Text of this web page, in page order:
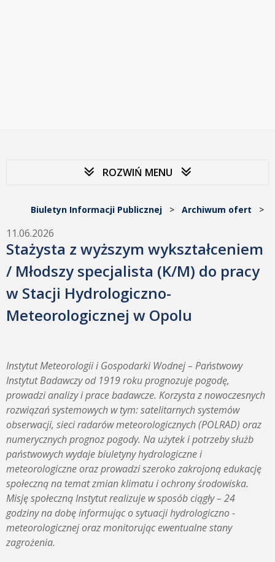
ROZWIŃ MENU
Biuletyn Informacji Publicznej > Archiwum ofert >
11.06.2026
Stażysta z wyższym wykształceniem
/ Młodszy specjalista (K/M) do pracy
w Stacji Hydrologiczno-
Meteorologicznej w Opolu
Instytut Meteorologii i Gospodarki Wodnej – Państwowy
Instytut Badawczy od 1919 roku prognozuje pogodę,
prowadzi analizy i prace badawcze. Korzysta z nowoczesnych
rozwiązań systemowych w tym: satelitarnych systemów
obserwacji, sieci radarów meteorologicznych (POLRAD) oraz
numerycznych prognoz pogody. Na użytek i potrzeby służb
państwowych wydaje biuletyny hydrologiczne i
meteorologiczne oraz prowadzi szeroko zakrojoną edukację
społeczną na temat zmian klimatu i ochrony środowiska.
Misję społeczną Instytut realizuje w sposób ciągły – 24
godziny na dobę informując o sytuacji hydrologiczno -
meteorologicznej oraz monitorując ewentualne stany
zagrożenia.